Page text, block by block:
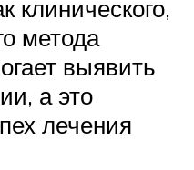
клинического,
метода
выявить
а это
лечения